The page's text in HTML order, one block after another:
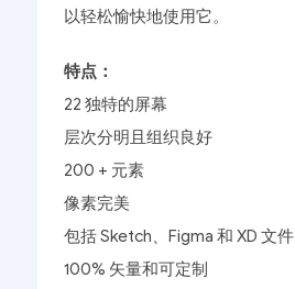
以轻松愉快地使用它。
特点：
22 独特的屏幕
层次分明且组织良好
200 + 元素
像素完美
包括 Sketch、Figma 和 XD 文件
100% 矢量和可定制